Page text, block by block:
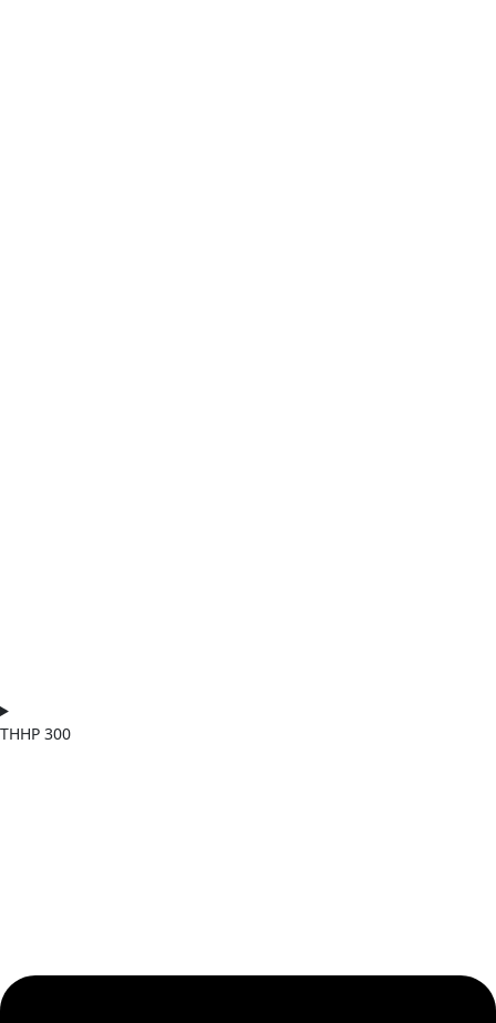
THHP 300